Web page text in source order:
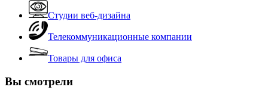
Студии веб-дизайна
Телекоммуникационные компании
Товары для офиса
Вы смотрели